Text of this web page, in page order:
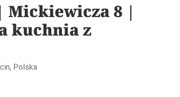
Mickiewicza 8 |
kuchnia z
Polska